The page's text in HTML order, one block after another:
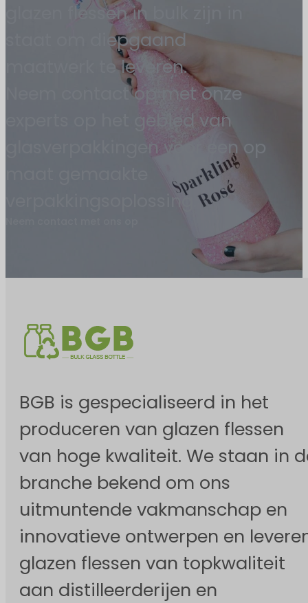
glazen flessen in bulk zijn in
staat om diepgaand
maatwerk te leveren.
Neem contact op met onze
experts op het gebied van
glasverpakkingen voor een op
verpakkingsoplossing.
BGB is gespecialiseerd in het
produceren van glazen flessen
van hoge kwaliteit. We staan in
branche bekend om ons
uitmuntende vakmanschap en
innovatieve ontwerpen en
glazen flessen van topkwaliteit
aan distilleerderijen en